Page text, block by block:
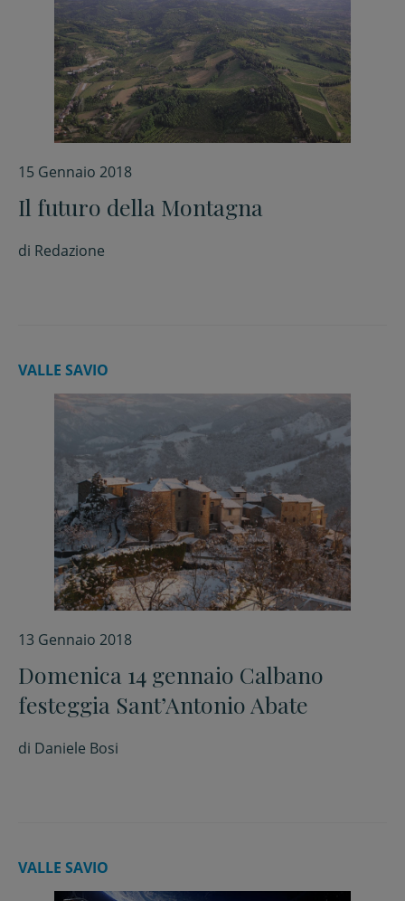
15 Gennaio 2018
Il futuro della Montagna
di Redazione
VALLE SAVIO
13 Gennaio 2018
Domenica 14 gennaio Calbano
festeggia Sant’Antonio Abate
di Daniele Bosi
VALLE SAVIO